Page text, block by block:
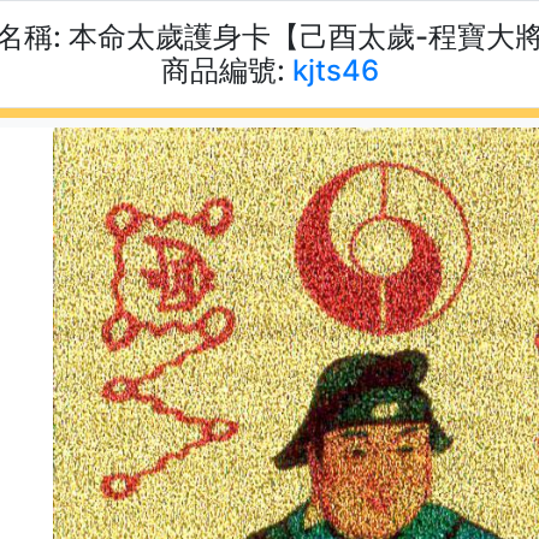
稱: 本命太歲護身卡【己酉太歲-程寶大
商品編號: kjts46